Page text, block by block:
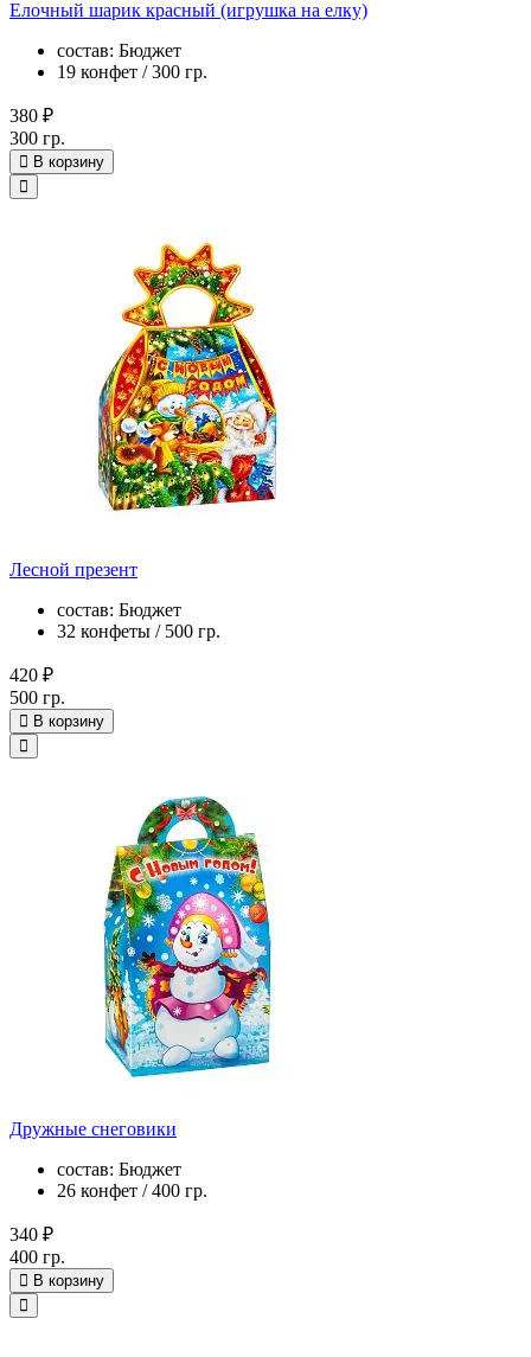
Елочный шарик красный (игрушка на елку)
состав: Бюджет
19 конфет / 300 гр.
380 ₽
300 гр.
В корзину
Лесной презент
состав: Бюджет
32 конфеты / 500 гр.
420 ₽
500 гр.
В корзину
Дружные снеговики
состав: Бюджет
26 конфет / 400 гр.
340 ₽
400 гр.
В корзину